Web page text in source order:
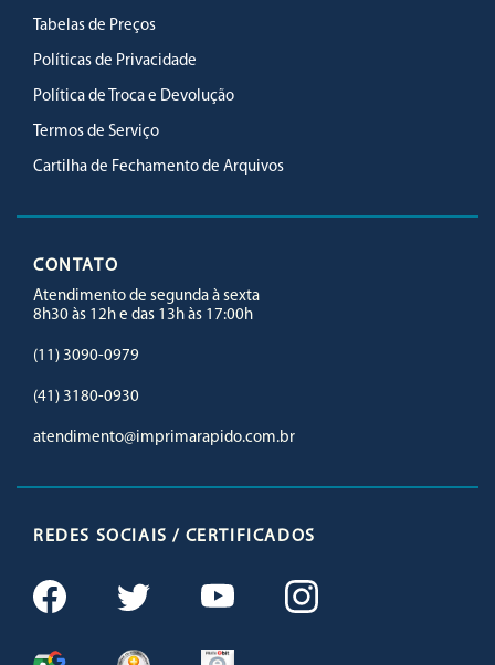
Tabelas de Preços
Políticas de Privacidade
Política de Troca e Devolução
Termos de Serviço
Cartilha de Fechamento de Arquivos
CONTATO
Atendimento de segunda à sexta
8h30 às 12h e das 13h às 17:00h
(11) 3090-0979
(41) 3180-0930
atendimento@imprimarapido.com.br
REDES SOCIAIS / CERTIFICADOS